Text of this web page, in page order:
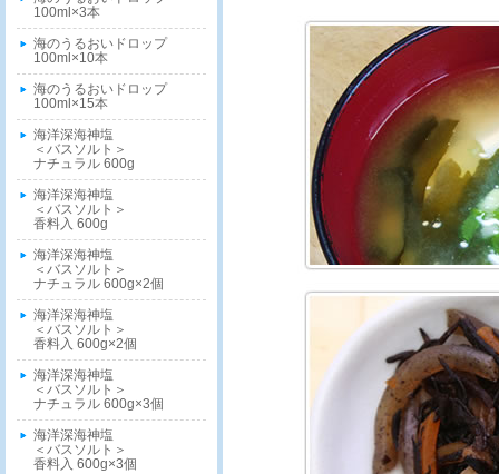
100ml×3本
海のうるおいドロップ
100ml×10本
海のうるおいドロップ
100ml×15本
海洋深海神塩
＜バスソルト＞
ナチュラル 600g
海洋深海神塩
＜バスソルト＞
香料入 600g
海洋深海神塩
＜バスソルト＞
ナチュラル 600g×2個
海洋深海神塩
＜バスソルト＞
香料入 600g×2個
海洋深海神塩
＜バスソルト＞
ナチュラル 600g×3個
海洋深海神塩
＜バスソルト＞
香料入 600g×3個